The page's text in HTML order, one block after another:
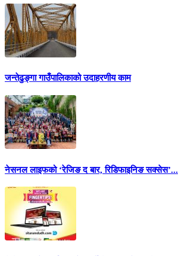
जन्तेढुङ्गा गाउँपालिकाको उदाहरणीय काम
नेसनल लाइफको ‘रेजिङ द बार, रिडिफाइनिङ सक्सेस’...